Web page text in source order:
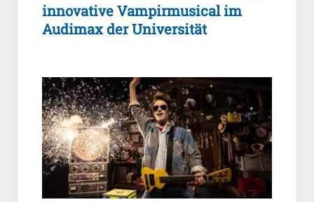
innovative Vampirmusical im
Audimax der Universität